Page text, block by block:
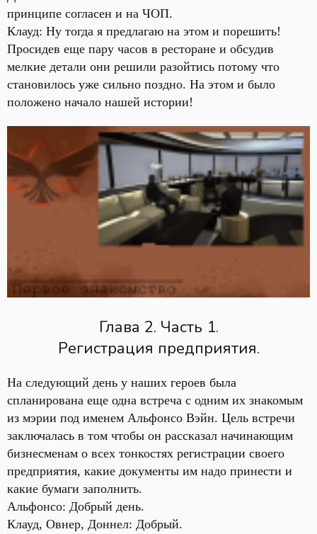
принципе согласен и на ЧОП.
Клауд: Ну тогда я предлагаю на этом и порешить!
Просидев еще пару часов в ресторане и обсудив
мелкие детали они решили разойтись потому что
становилось уже сильно поздно. На этом и было
положено начало нашей истории!
Глава 2. Часть 1.
Регистрация предприятия.
На следующий день у наших героев была
спланирована еще одна встреча с одним их знакомым
из мэрии под именем Альфонсо Вэйн. Цель встречи
заключалась в том чтобы он рассказал начинающим
бизнесменам о всех тонкостях регистрации своего
предприятия, какие документы им надо принести и
какие бумаги заполнить.
Альфонсо: Добрый день.
Клауд, Овнер, Доннел: Добрый.